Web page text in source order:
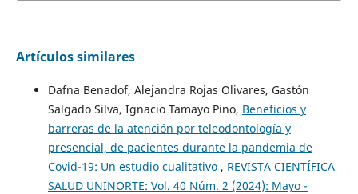
Artículos similares
Dafna Benadof, Alejandra Rojas Olivares, Gastón
Salgado Silva, Ignacio Tamayo Pino, Beneficios y
barreras de la atención por teleodontología y
presencial, de pacientes durante la pandemia de
Covid-19: Un estudio cualitativo , REVISTA CIENTÍFICA
SALUD UNINORTE: Vol. 40 Núm. 2 (2024): Mayo -